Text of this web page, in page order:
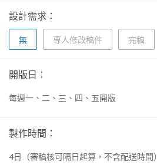
設計需求：
無 專人修改稿件 完稿
開版日：
每週一、二、三、四、五開版
製作時間：
4日 （審稿核可隔日起算，不含配送時間）